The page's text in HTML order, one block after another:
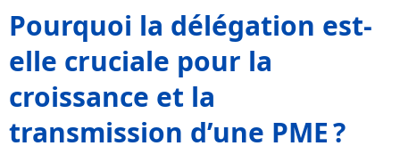
Pourquoi la délégation est-
elle cruciale pour la
croissance et la
transmission d’une PME ?